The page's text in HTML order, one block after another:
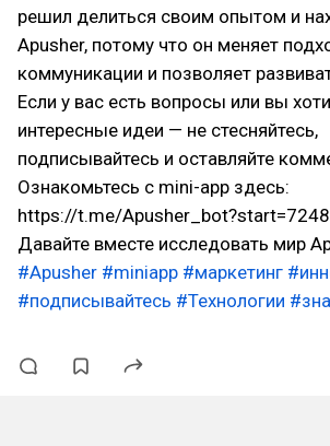
решил делиться своим опытом и
Apusher, потому что он меняет
коммуникации и позволяет
Если у вас есть вопросы или вы
интересные идеи — не стесняйтесь,
подписывайтесь и оставляйте
Ознакомьтесь с mini-app здесь:
https://t.me/
Давайте вместе исследовать мир
#Apusher #miniapp #маркетинг
#подписывайтесь #Технологии